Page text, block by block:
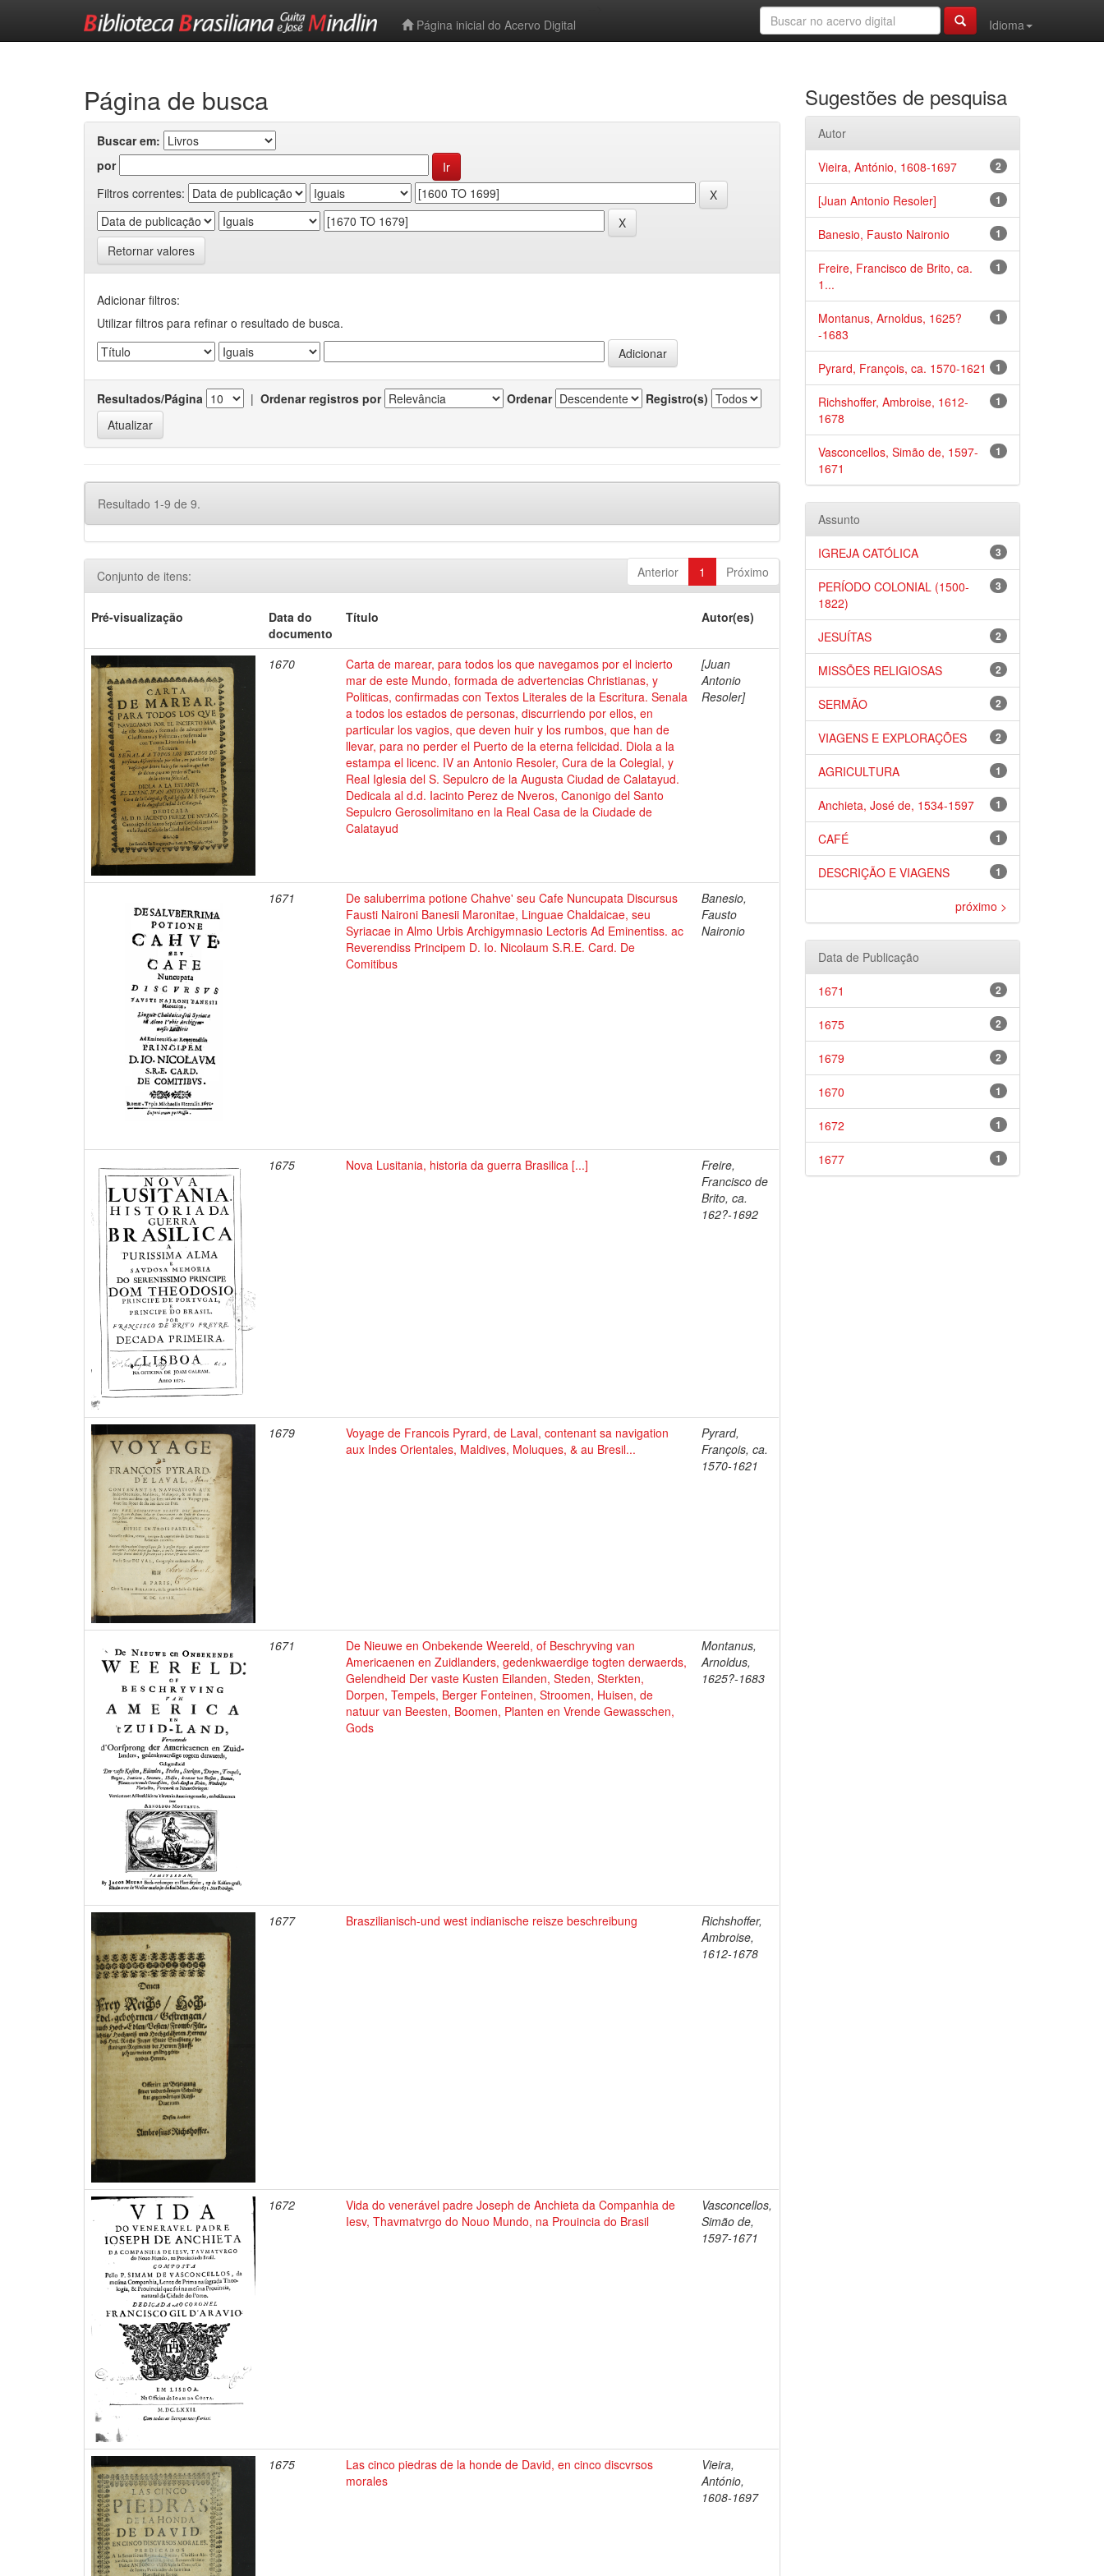
Página inicial do Acervo Digital
Idioma
Página de busca
Buscar em:
por
Filtros correntes:
Retornar valores
Adicionar filtros:
Utilizar filtros para refinar o resultado de busca.
Resultados/Página | Ordenar registros por Ordenar Registro(s)
Resultado 1-9 de 9.
Anterior 1 Próximo
Conjunto de itens:
Pré-visualização
Data do
documento
Título Autor(es)
1670
Carta de marear, para todos los que navegamos por el incierto
mar de este Mundo, formada de advertencias Christianas, y
Politicas, confirmadas con Textos Literales de la Escritura. Senala
a todos los estados de personas, discurriendo por ellos, en
particular los vagios, que deven huir y los rumbos, que han de
llevar, para no perder el Puerto de la eterna felicidad. Diola a la
estampa el licenc. IV an Antonio Resoler, Cura de la Colegial, y
Real Iglesia del S. Sepulcro de la Augusta Ciudad de Calatayud.
Dedicala al d.d. Iacinto Perez de Nveros, Canonigo del Santo
Sepulcro Gerosolimitano en la Real Casa de la Ciudade de
Calatayud
[Juan
Antonio
Resoler]
1671
De saluberrima potione Chahve' seu Cafe Nuncupata Discursus
Fausti Naironi Banesii Maronitae, Linguae Chaldaicae, seu
Syriacae in Almo Urbis Archigymnasio Lectoris Ad Eminentiss. ac
Reverendiss Principem D. Io. Nicolaum S.R.E. Card. De
Comitibus
Banesio,
Fausto
Naironio
1675 Nova Lusitania, historia da guerra Brasilica [...]
Freire,
Francisco de
Brito, ca.
162?-1692
1679
Voyage de Francois Pyrard, de Laval, contenant sa navigation
aux Indes Orientales, Maldives, Moluques, & au Bresil...
Pyrard,
François, ca.
1570-1621
1671
De Nieuwe en Onbekende Weereld, of Beschryving van
Americaenen en Zuidlanders, gedenkwaerdige togten derwaerds,
Gelendheid Der vaste Kusten Eilanden, Steden, Sterkten,
Dorpen, Tempels, Berger Fonteinen, Stroomen, Huisen, de
natuur van Beesten, Boomen, Planten en Vrende Gewasschen,
Gods
Montanus,
Arnoldus,
1625?-1683
1677 Braszilianisch-und west indianische reisze beschreibung
Richshoffer,
Ambroise,
1612-1678
1672
Vida do venerável padre Joseph de Anchieta da Companhia de
Iesv, Thavmatvrgo do Nouo Mundo, na Prouincia do Brasil
Vasconcellos,
Simão de,
1597-1671
1675
Las cinco piedras de la honde de David, en cinco discvrsos
morales
Vieira,
António,
1608-1697
Sugestões de pesquisa
Autor
2
Vieira, António, 1608-1697
1
[Juan Antonio Resoler]
1
Banesio, Fausto Naironio
1
Freire, Francisco de Brito, ca.
1...
1
Montanus, Arnoldus, 1625?
-1683
1
Pyrard, François, ca. 1570-1621
1
Richshoffer, Ambroise, 1612-
1678
1
Vasconcellos, Simão de, 1597-
1671
Assunto
3
IGREJA CATÓLICA
3
PERÍODO COLONIAL (1500-
1822)
2
JESUÍTAS
2
MISSÕES RELIGIOSAS
2
SERMÃO
2
VIAGENS E EXPLORAÇÕES
1
AGRICULTURA
1
Anchieta, José de, 1534-1597
1
CAFÉ
1
DESCRIÇÃO E VIAGENS
próximo >
Data de Publicação
2
1671
2
1675
2
1679
1
1670
1
1672
1
1677